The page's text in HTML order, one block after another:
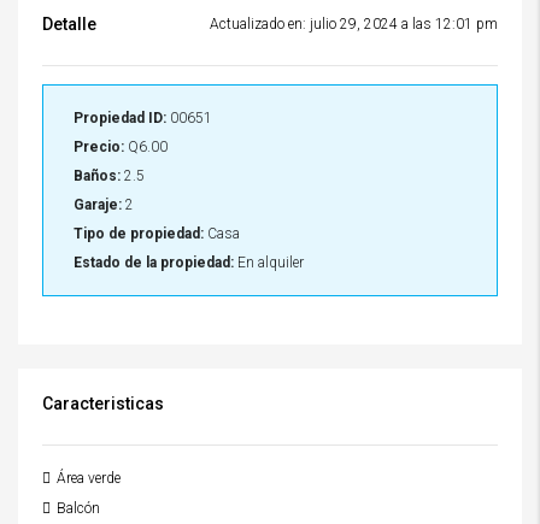
Detalle Actualizado en: julio 29, 2024 a las 12:01 pm
Propiedad ID: 00651
Precio: Q6.00
Baños: 2.5
Garaje: 2
Tipo de propiedad: Casa
Estado de la propiedad: En alquiler
Caracteristicas
Área verde
Balcón